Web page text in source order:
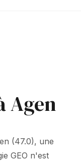
Agen
(47.0), une
GEO n'est